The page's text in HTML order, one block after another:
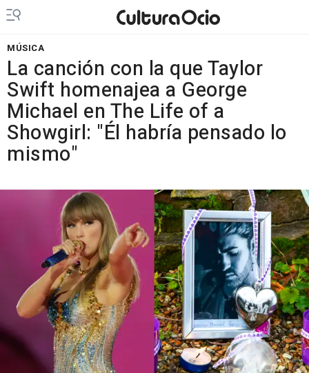
MÚSICA
La canción con la que Taylor
Swift homenajea a George
Michael en The Life of a
Showgirl: "Él habría pensado lo
mismo"